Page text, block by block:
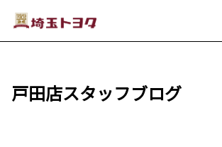
戸田店スタッフブログ